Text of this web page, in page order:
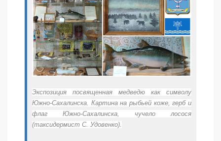
Экспозиция посвященная медведю как символу
Южно-Сахалинска. Картина на рыбьей коже, герб и
флаг Южно-Сахалинска, чучело лосося
(таксидермист С. Удовенко).